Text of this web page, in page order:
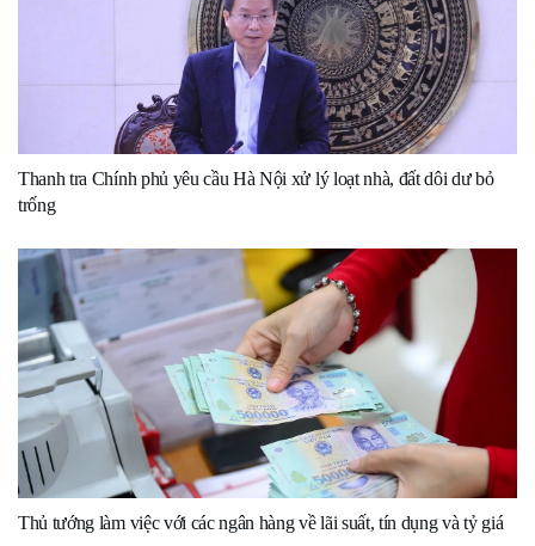
Thanh tra Chính phủ yêu cầu Hà Nội xử lý loạt nhà, đất dôi dư bỏ
trống
Thủ tướng làm việc với các ngân hàng về lãi suất, tín dụng và tỷ giá